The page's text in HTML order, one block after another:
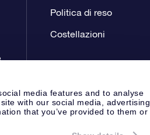
media features and to analyse
with our social media, advertising
that you’ve provided to them or
Politica di reso
Costellazioni